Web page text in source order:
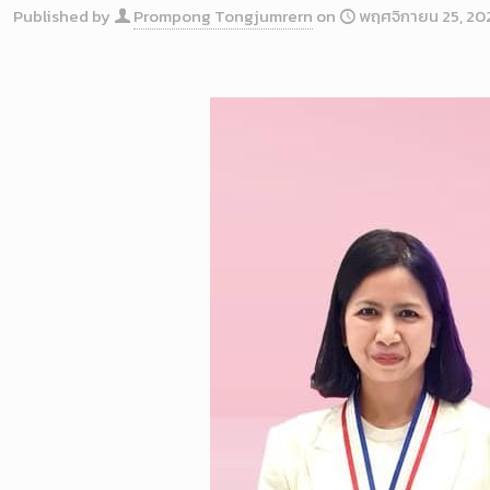
Published by Prompong Tongjumrern on พฤศจิกายน 25,